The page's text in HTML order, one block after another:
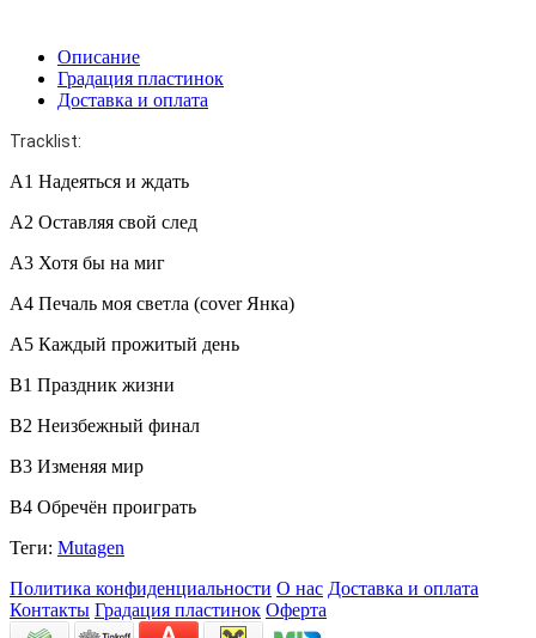
Описание
Градация пластинок
Доставка и оплата
Tracklist:
A1 Надеяться и ждать
A2 Оставляя свой след
A3 Хотя бы на миг
A4 Печаль моя светла (cover Янка)
A5 Каждый прожитый день
B1 Праздник жизни
B2 Неизбежный финал
B3 Изменяя мир
B4 Обречён проиграть
Теги: Mutagen
Политика конфиденциальности О нас Доставка и оплата
Контакты Градация пластинок Оферта